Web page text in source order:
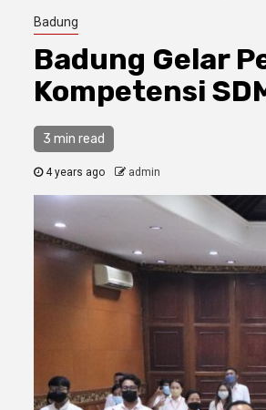
Badung
Badung Gelar
Kompetensi
3 min read
4 years ago admin